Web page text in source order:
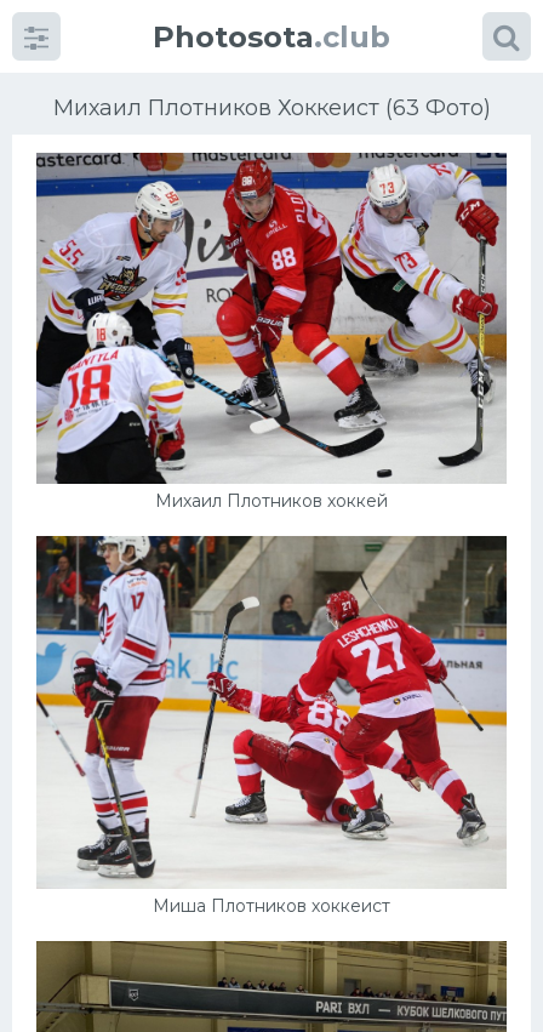
Photosota.club
Михаил Плотников Хоккеист (63 Фото)
Михаил Плотников хоккей
Миша Плотников хоккеист
Категории Фото
Еще картинки...
Футбол
Баскетбол
Велогонки
Конькобежный спорт
Тренажеры
Интерьер квартиры